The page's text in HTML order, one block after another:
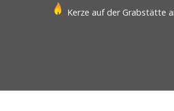
Kerze auf der Grabstätte